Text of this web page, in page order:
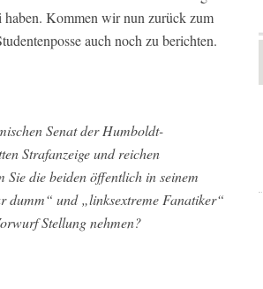
Kommen wir nun zurück zum
auch noch zu berichten.
Senat der Humboldt-
Strafanzeige und reichen
Sie die beiden öffentlich in seinem
dumm“ und „linksextreme Fanatiker“
Stellung nehmen?